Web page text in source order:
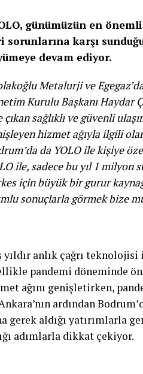
günümüzün en
sorunlarına karşı
devam ediyor.
Metalurji ve
Kurulu Başkanı Haydar
çıkan sağlıklı ve güvenli
hizmet ağıyla ilgili
da YOLO ile kişiye
ile, sadece bu yıl 1 milyon
için büyük bir gurur
sonuçlarla görmek bize
yıldır anlık çağrı
pandemi döneminde
ağını genişletirken,
ardından
gerek aldığı yatırımlarla
adımlarla dikkat çekiyor.